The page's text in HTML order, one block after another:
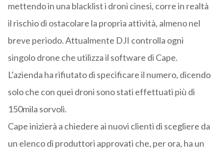
mettendo in una blacklist i droni cinesi, corre in realtà
il rischio di ostacolare la propria attività, almeno nel
breve periodo. Attualmente DJI controlla ogni
singolo drone che utilizza il software di Cape.
L’azienda ha rifiutato di specificare il numero, dicendo
solo che con quei droni sono stati effettuati più di
150mila sorvoli.
Cape inizierà a chiedere ai nuovi clienti di scegliere da
un elenco di produttori approvati che, per ora, ha un